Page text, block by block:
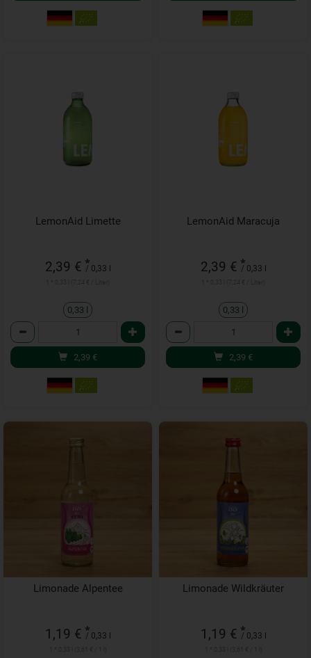
LemonAid Limette
2,39 € *
/ 0,33 l
0,33 l
Anzahl
2,39 €
LemonAid Maracuja
2,39 € *
/ 0,33 l
0,33 l
Anzahl
2,39 €
Limonade Alpentee
1,19 € *
/ 0,33 l
Limonade Wildkräuter
1,19 € *
/ 0,33 l